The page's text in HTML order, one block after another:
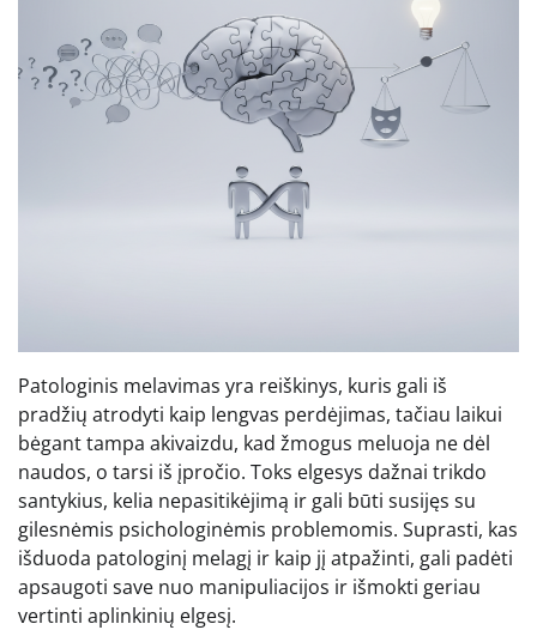
Patologinis melavimas yra reiškinys, kuris gali iš
pradžių atrodyti kaip lengvas perdėjimas, tačiau laikui
bėgant tampa akivaizdu, kad žmogus meluoja ne dėl
naudos, o tarsi iš įpročio. Toks elgesys dažnai trikdo
santykius, kelia nepasitikėjimą ir gali būti susijęs su
gilesnėmis psichologinėmis problemomis. Suprasti, kas
išduoda patologinį melagį ir kaip jį atpažinti, gali padėti
apsaugoti save nuo manipuliacijos ir išmokti geriau
vertinti aplinkinių elgesį.